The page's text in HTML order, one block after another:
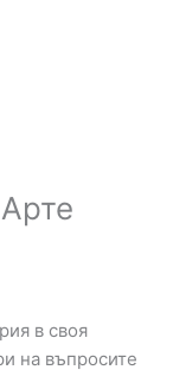
в своя
на въпросите